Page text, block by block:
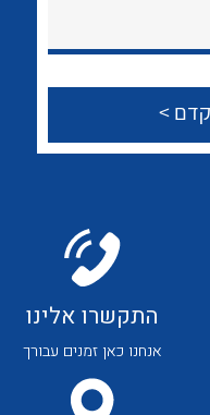
התקשרו אלינו
אנחנו כאן זמנים עבורך